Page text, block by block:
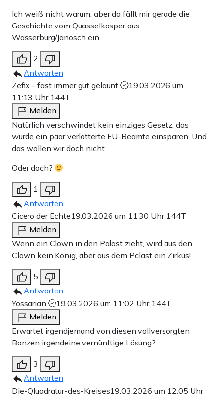
Ich weiß nicht warum, aber da fällt mir gerade die
Geschichte vom Quasselkasper aus
Wasserburg/Janosch ein.
2
Antworten
Zefix - fast immer gut gelaunt
19.03.2026 um
11:13 Uhr 144T
Melden
Natürlich verschwindet kein einziges Gesetz, das
würde ein paar verlotterte EU-Beamte einsparen. Und
das wollen wir doch nicht.
Oder doch?
1
Antworten
Cicero der Echte19.03.2026 um 11:30 Uhr 144T
Melden
Wenn ein Clown in den Palast zieht, wird aus den
Clown kein König, aber aus dem Palast ein Zirkus!
5
Antworten
Yossarian
19.03.2026 um 11:02 Uhr 144T
Melden
Erwartet irgendjemand von diesen vollversorgten
Bonzen irgendeine vernünftige Lösung?
3
Antworten
Die-Qluadratur-des-Kreises19.03.2026 um 12:05 Uhr